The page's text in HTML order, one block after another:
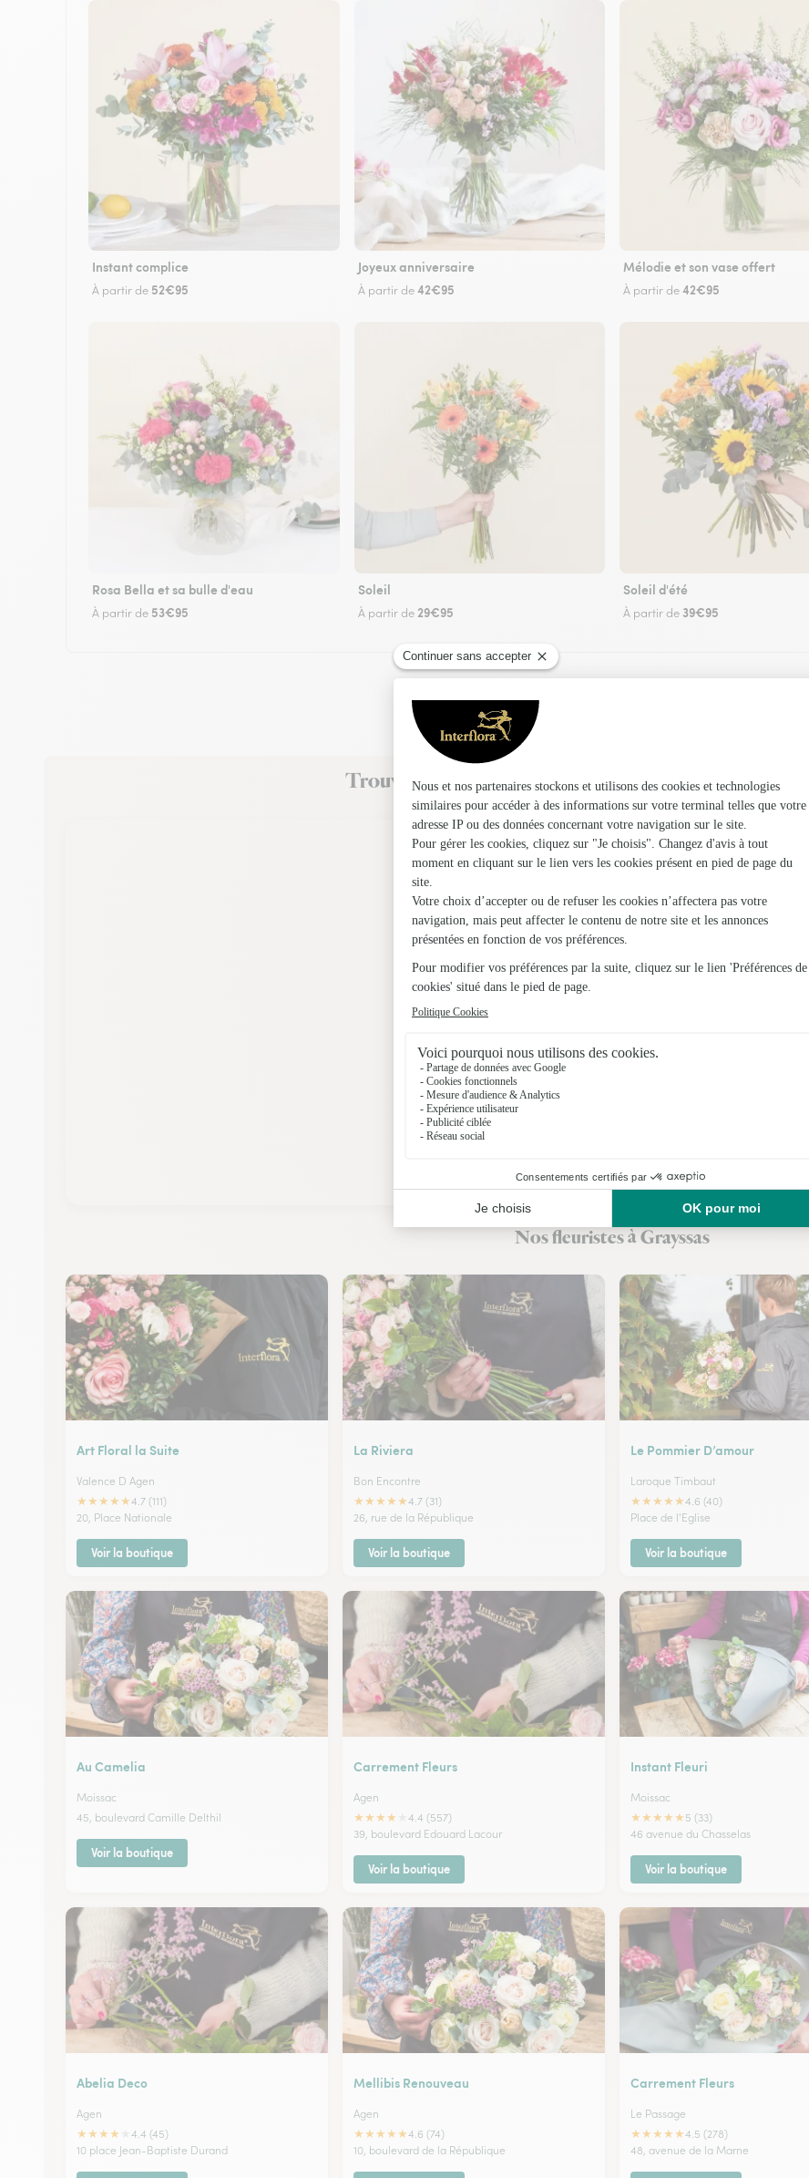
Instant complice
À partir de 52€95
Joyeux anniversaire
À partir de42€95
Mélodie et son vase offert
À partir de42€95
Rosa Bella et sa bulle d'eau
À partir de 53€95
Soleil
À partir de 29€95
Soleil d'été
À partir de 39€95
Trouvez un fleuriste Interflora à Grayssas et dans ses
Les
Fleuristes
Nos fleuristes à Grayssas
Art Floral la Suite
Valence D Agen
★★★★★4.7 (111)
20, Place Nationale
Voir la boutique
La Riviera
Bon Encontre
★★★★★4.7 (31)
26, rue de la République
Voir la boutique
Le Pommier D’amour
Laroque Timbaut
★★★★★4.6 (40)
Place de l'Eglise
Voir la boutique
Au Camelia
Moissac
45, boulevard Camille Delthil
Voir la boutique
Carrement Fleurs
Agen
★★★★
4.4 (557)
39, boulevard Edouard Lacour
Voir la boutique
Instant Fleuri
Moissac
★★★★★ 5 (33)
46 avenue du Chasselas
Voir la boutique
Abelia Deco
Agen
★★★★
4.4 (45)
10 place Jean-Baptiste Durand
Mellibis Renouveau
Agen
★★★★★4.6 (74)
10, boulevard de la République
Carrement Fleurs
Le Passage
★★★★★4.5 (278)
48, avenue de la Marne